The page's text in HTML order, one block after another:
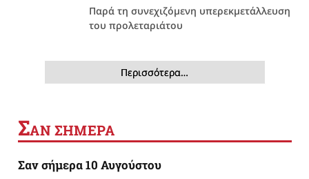
Παρά τη συνεχιζόμενη υπερεκμετάλλευση
του προλεταριάτου
Περισσότερα…
ΣΑΝ ΣΗΜΕΡΑ
Σαν σήμερα 10 Αυγούστου